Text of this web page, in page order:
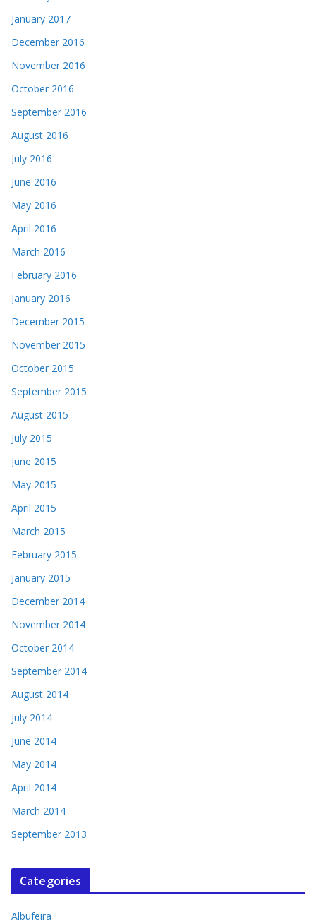
January 2017
December 2016
November 2016
October 2016
September 2016
August 2016
July 2016
June 2016
May 2016
April 2016
March 2016
February 2016
January 2016
December 2015
November 2015
October 2015
September 2015
August 2015
July 2015
June 2015
May 2015
April 2015
March 2015
February 2015
January 2015
December 2014
November 2014
October 2014
September 2014
August 2014
July 2014
June 2014
May 2014
April 2014
March 2014
September 2013
Categories
Albufeira